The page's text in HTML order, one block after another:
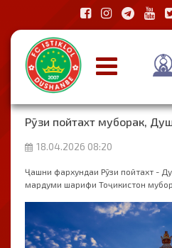
Рӯзи пойтахт муборак,
18.04.2026 08:20
Ҷашни фархундаи Рӯзи пойтахт -
мардуми шарифи Тоҷикистон